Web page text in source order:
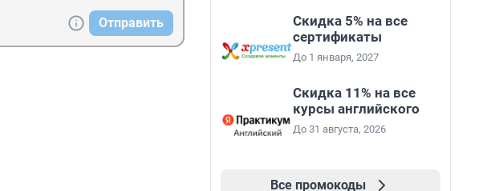
Отправить
Скидка 5% на все
сертификаты
До 1 января, 2027
Скидка 11% на все
курсы английского
До 31 августа, 2026
Все промокоды